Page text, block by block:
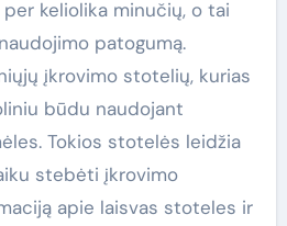
keliolika minučių, o tai
patogumą.
įkrovimo stotelių, kurias
būdu naudojant
Tokios stotelės leidžia
stebėti įkrovimo
apie laisvas stoteles ir